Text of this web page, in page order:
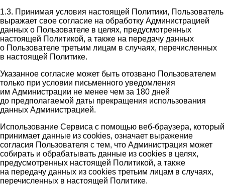
1.3. Принимая условия настоящей Политики, Пользователь
выражает свое согласие на обработку Администрацией
данных о Пользователе в целях, предусмотренных
настоящей Политикой, а также на передачу данных
о Пользователе третьим лицам в случаях, перечисленных
в настоящей Политике.
Указанное согласие может быть отозвано Пользователем
только при условии письменного уведомления
им Администрации не менее чем за 180 дней
до предполагаемой даты прекращения использования
данных Администрацией.
Использование Сервиса с помощью веб-браузера, который
принимает данные из cookies, означает выражение
согласия Пользователя с тем, что Администрация может
собирать и обрабатывать данные из cookies в целях,
предусмотренных настоящей Политикой, а также
на передачу данных из cookies третьим лицам в случаях,
перечисленных в настоящей Политике.